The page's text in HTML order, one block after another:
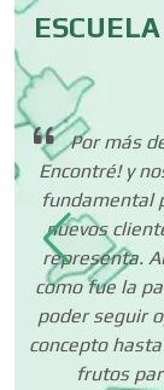
Por más
Encontré! y
fundamental
nuevos
representa.
como fue la
poder seguir
concepto
frutos